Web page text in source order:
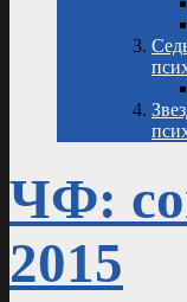
ЧФ:
2015